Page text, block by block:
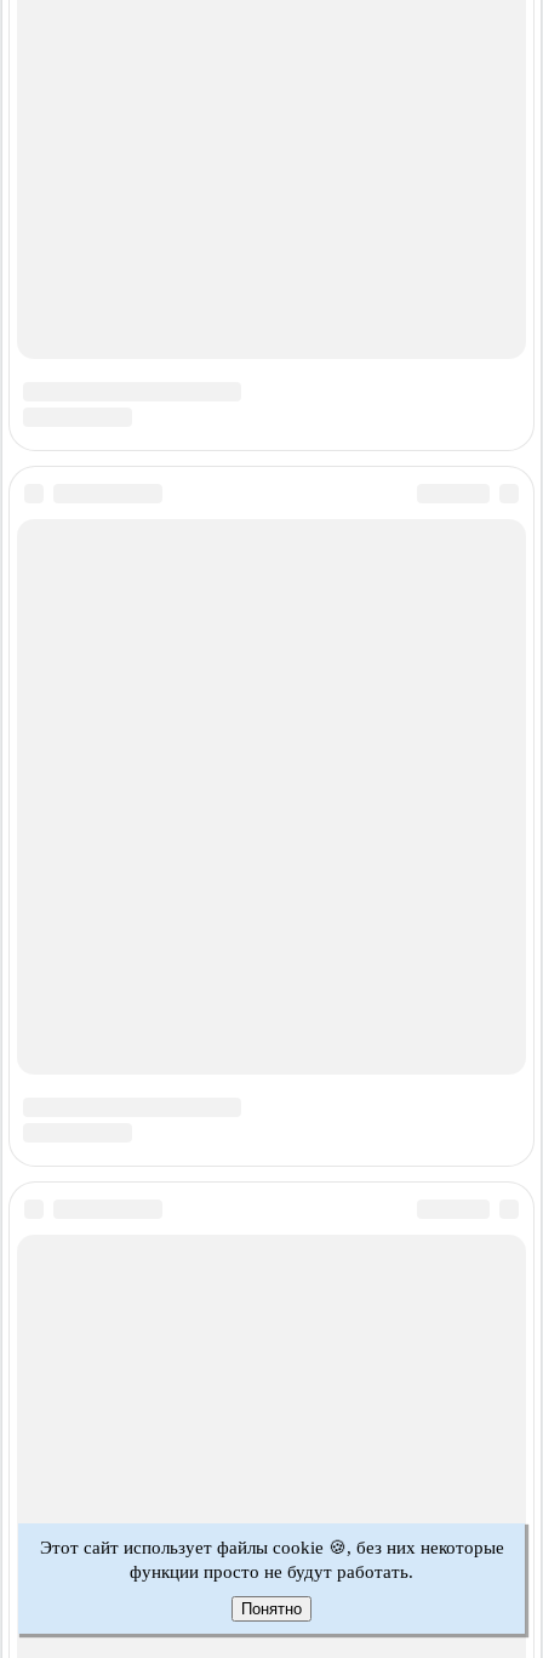
Этот сайт использует файлы cookie 🍪, без них некоторые
функции просто не будут работать.
Понятно